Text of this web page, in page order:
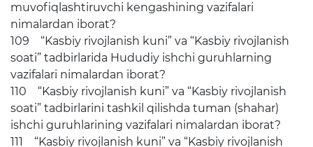
muvofiqlashtiruvchi kengashining vazifalari
nimalardan iborat?
109 “Kasbiy rivojlanish kuni” va “Kasbiy rivojlanish
soati” tadbirlarida Hududiy ishchi guruhlarning
vazifalari nimalardan iborat?
110 “Kasbiy rivojlanish kuni” va “Kasbiy rivojlanish
soati” tadbirlarini tashkil qilishda tuman (shahar)
ishchi guruhlarining vazifalari nimalardan iborat?
111 “Kasbiy rivojlanish kuni” va “Kasbiy rivojlanish